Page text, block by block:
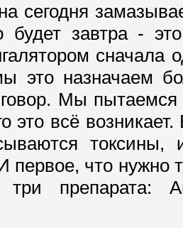
сегодня
будет завтра -
это назначаем
Мы пытаемся
это всё
токсины,
первое, что нужно
три препарата: